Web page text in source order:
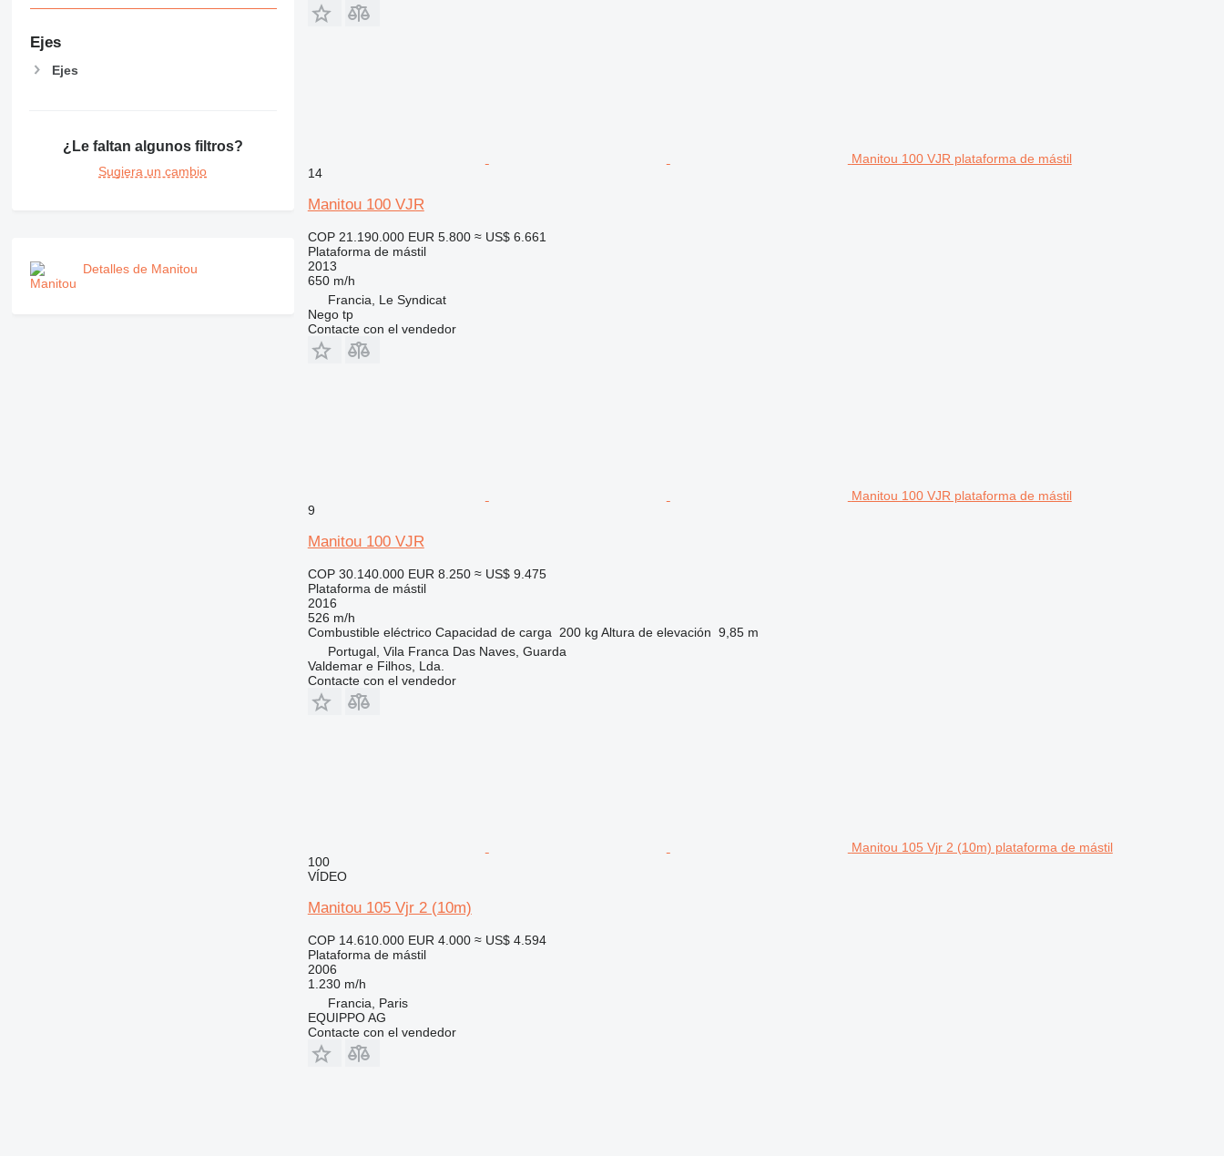
Ejes
Ejes
¿Le faltan algunos filtros?
Sugiera un cambio
Detalles de Manitou
Manitou 100 VJR plataforma de mástil
14
Manitou 100 VJR
COP 21.190.000 EUR 5.800 ≈ US$ 6.661
Plataforma de mástil
2013
650 m/h
Francia, Le Syndicat
Nego tp
Contacte con el vendedor
Manitou 100 VJR plataforma de mástil
9
Manitou 100 VJR
COP 30.140.000 EUR 8.250 ≈ US$ 9.475
Plataforma de mástil
2016
526 m/h
Combustible eléctrico Capacidad de carga 200 kg Altura de elevación 9,85 m
Portugal, Vila Franca Das Naves, Guarda
Valdemar e Filhos, Lda.
Contacte con el vendedor
Manitou 105 Vjr 2 (10m) plataforma de mástil
100
VÍDEO
Manitou 105 Vjr 2 (10m)
COP 14.610.000 EUR 4.000 ≈ US$ 4.594
Plataforma de mástil
2006
1.230 m/h
Francia, Paris
EQUIPPO AG
Contacte con el vendedor